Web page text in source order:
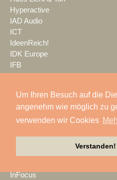
Um Ihren Besuch auf die
angenehm wie möglich zu
verwenden wir Cookies
Verstanden!
Hyperactive
IAD Audio
ICT
IdeenReich!
IDK Europe
IFB
IMEX
IMG STAGE LINE
Imtradex
InFocus